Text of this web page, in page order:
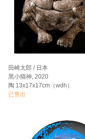
田崎太郎 / 日本
黑小猫神, 2020
陶 13x17x17cm（wdh）
已售出